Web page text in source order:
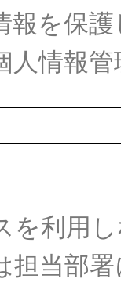
報 を保護
人情報
を利用
担 当部